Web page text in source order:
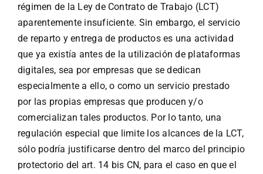
régimen de la Ley de Contrato de Trabajo (LCT)
aparentemente insuficiente. Sin embargo, el servicio
de reparto y entrega de productos es una actividad
que ya existía antes de la utilización de plataformas
digitales, sea por empresas que se dedican
especialmente a ello, o como un servicio prestado
por las propias empresas que producen y/o
comercializan tales productos. Por lo tanto, una
regulación especial que limite los alcances de la LCT,
sólo podría justificarse dentro del marco del principio
protectorio del art. 14 bis CN, para el caso en que el